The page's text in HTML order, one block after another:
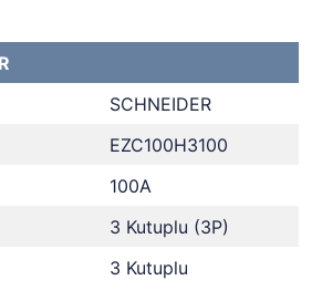
SCHNEIDER
EZC100H3100
100A
3 Kutuplu (3P)
3 Kutuplu